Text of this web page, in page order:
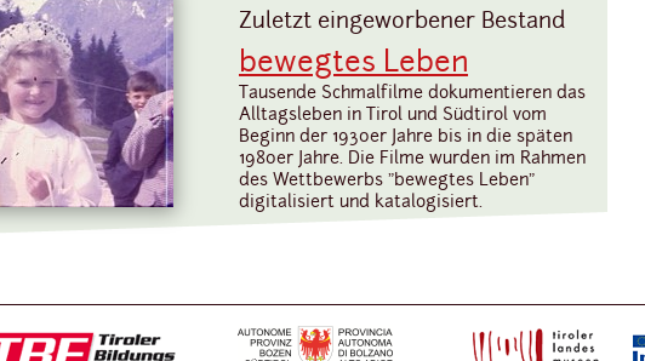
Zuletzt eingeworbener Bestand
bewegtes Leben
Tausende Schmalfilme dokumentieren das
Alltagsleben in Tirol und Südtirol vom
Beginn der 1930er Jahre bis in die späten
1980er Jahre. Die Filme wurden im Rahmen
des Wettbewerbs "bewegtes Leben"
digitalisiert und katalogisiert.